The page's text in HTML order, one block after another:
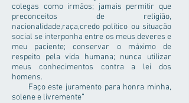
colegas como irmãos; jamais permitir que
preconceitos de religião,
nacionalidade,raça,credo político ou situação
social se interponha entre os meus deveres e
meu paciente; conservar o máximo de
respeito pela vida humana; nunca utilizar
meus conhecimentos contra a lei dos
homens.
Faço este juramento para honra minha,
solene e livremente”